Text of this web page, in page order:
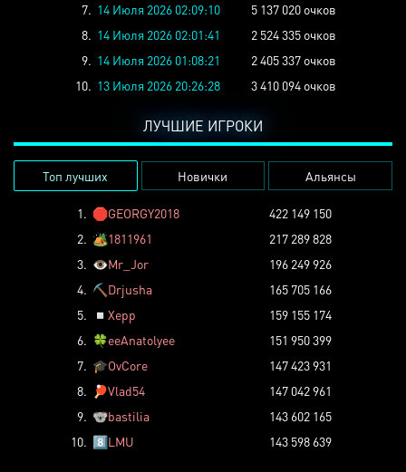
7. 14 Июля 2026 02:09:10
5 137 020 очков
8. 14 Июля 2026 02:01:41
2 524 335 очков
9. 14 Июля 2026 01:08:21
2 405 337 очков
10. 13 Июля 2026 20:26:28 3 410 094 очков
ЛУЧШИЕ ИГРОКИ
Топ лучших Новички Альянсы
1. 🛑GEORGY2018
422 149 150
2. 🏕️1811961
217 289 828
3. 👁️Mr_Jor
196 249 926
4. ⛏️ Drjusha
165 705 166
5.
◽ Xepp
159 155 174
6. 🍀eeAnatolyee
151 950 399
7. 🎓OvCore
147 423 931
8.
🏓Vlad54
147 042 961
9. 🐨bastilia
143 602 165
10. 8️⃣LMU 143 598 639